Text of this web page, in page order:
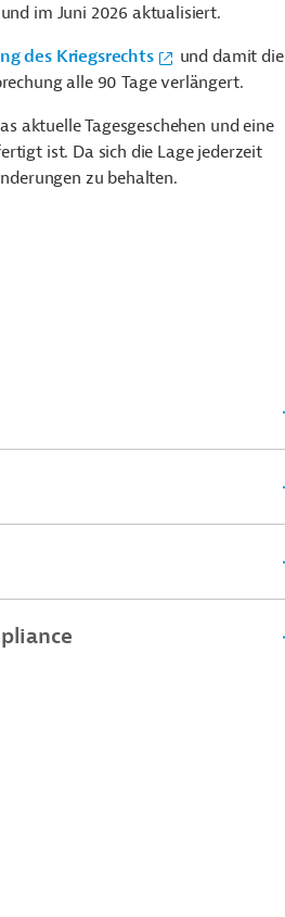
im Juni 2026 aktualisiert.
des Kriegsrechts
und damit die
alle 90 Tage verlängert.
aktuelle Tagesgeschehen und eine
ist. Da sich die Lage jederzeit
zu behalten.